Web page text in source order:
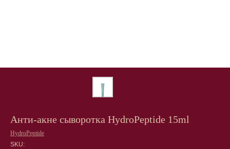
Анти-акне сыворотка HydroPeptide 15ml
HydroPeptide
SKU: